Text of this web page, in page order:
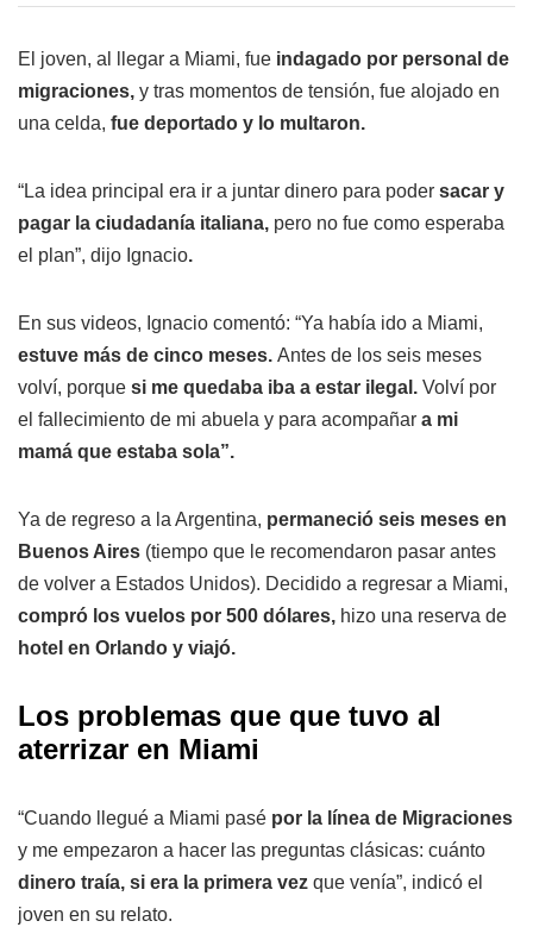
El joven, al llegar a Miami, fue indagado por personal de
migraciones, y tras momentos de tensión, fue alojado en
una celda, fue deportado y lo multaron.
“La idea principal era ir a juntar dinero para poder sacar y
pagar la ciudadanía italiana, pero no fue como esperaba
el plan”, dijo Ignacio.
En sus videos, Ignacio comentó: “Ya había ido a Miami,
estuve más de cinco meses. Antes de los seis meses
volví, porque si me quedaba iba a estar ilegal. Volví por
el fallecimiento de mi abuela y para acompañar a mi
mamá que estaba sola”.
Ya de regreso a la Argentina, permaneció seis meses en
Buenos Aires (tiempo que le recomendaron pasar antes
de volver a Estados Unidos). Decidido a regresar a Miami,
compró los vuelos por 500 dólares, hizo una reserva de
hotel en Orlando y viajó.
Los problemas que que tuvo al
aterrizar en Miami
“Cuando llegué a Miami pasé por la línea de Migraciones
y me empezaron a hacer las preguntas clásicas: cuánto
dinero traía, si era la primera vez que venía”, indicó el
joven en su relato.